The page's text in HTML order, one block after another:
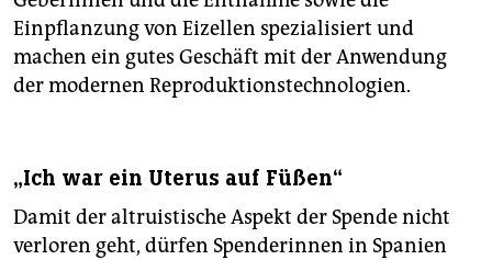
Einpflanzung von Eizellen spezialisiert und
machen ein gutes Geschäft mit der Anwendung
der modernen Reproduktionstechnologien.
„Ich war ein Uterus auf Füßen“
Damit der altruistische Aspekt der Spende nicht
verloren geht, dürfen Spenderinnen in Spanien